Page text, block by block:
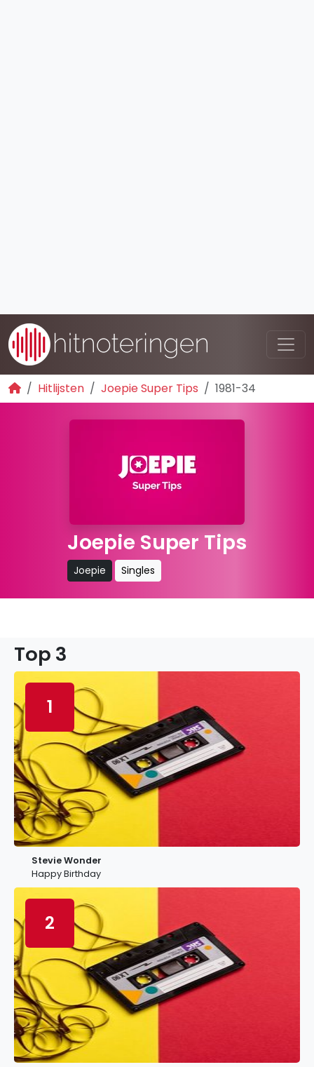
Hitlijsten Joepie Super Tips 1981-34
Joepie Super Tips
Joepie Singles
Top 3
1
Stevie Wonder
Happy Birthday
2